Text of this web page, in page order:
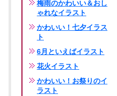
梅雨のかわいい＆おし
ゃれなイラスト
かわいい！七夕イラス
ト
6月といえばイラスト
花火イラスト
かわいい！お祭りのイ
ラスト